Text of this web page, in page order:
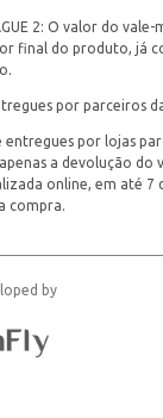
2: O valor do
final do produto, já
por parceiros
entregues por lojas
a devolução do
online, em até 7
compra.
by